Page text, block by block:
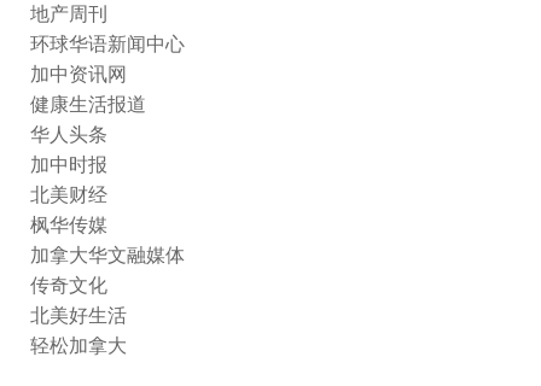
地产周刊
环球华语新闻中心
加中资讯网
健康生活报道
华人头条
加中时报
北美财经
枫华传媒
加拿大华文融媒体
传奇文化
北美好生活
轻松加拿大